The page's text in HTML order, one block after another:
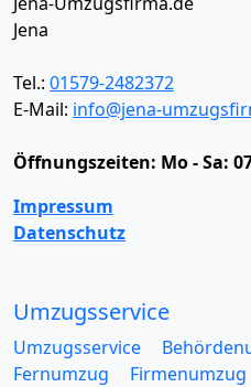
Jena
Tel.: 01579-2482372
E-Mail: info@jena-
Öffnungszeiten: Mo - Sa:
Impressum
Datenschutz
Umzugsservice
Umzugsservice
Fernumzug
Firmenumzug